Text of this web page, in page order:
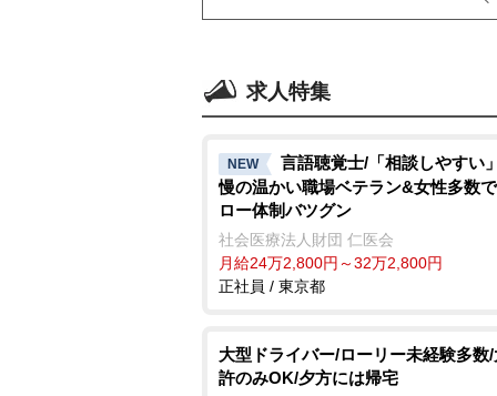
求人特集
NEW
言語聴覚士/「相談しやすい
慢の温かい職場ベテラン&女性多数
ロー体制バツグン
社会医療法人財団 仁医会
月給24万2,800円～32万2,800円
正社員 / 東京都
大型ドライバー/ローリー未経験多数
許のみOK/夕方には帰宅